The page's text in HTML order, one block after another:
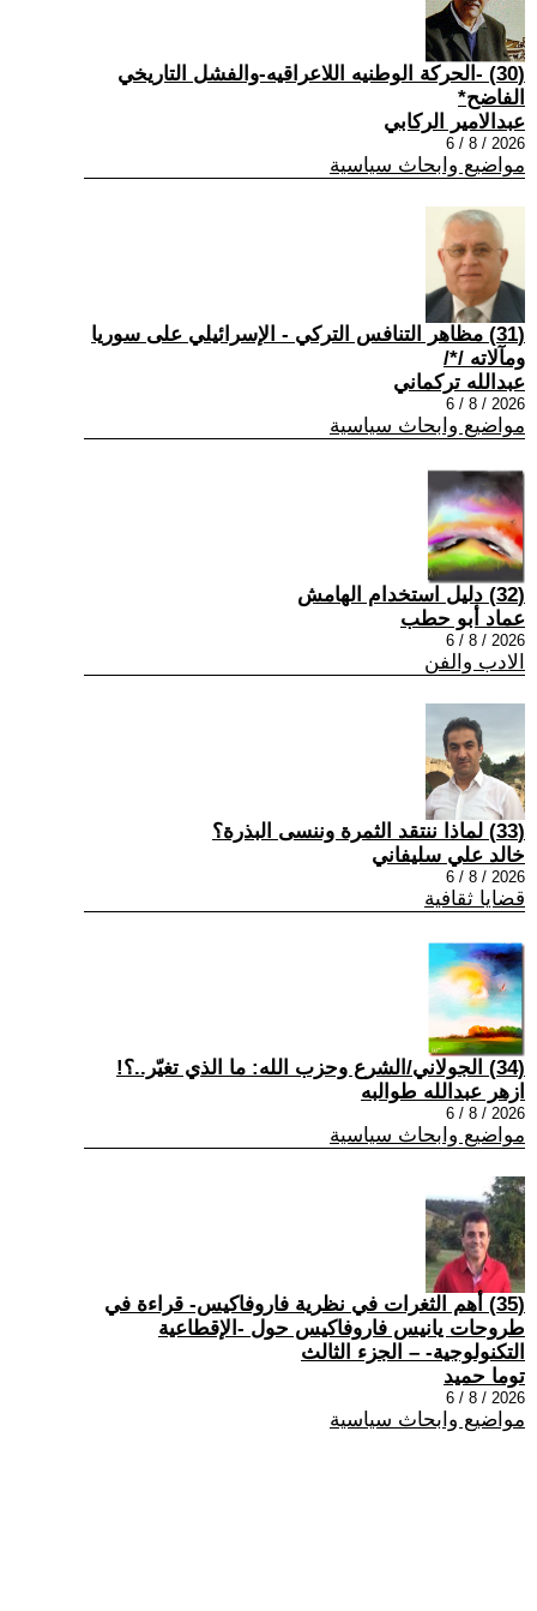
(30) -الحركة الوطنيه اللاعراقيه-والفشل التاريخي
الفاضح*
عبدالامير الركابي
2026 / 8 / 6
مواضيع وابحاث سياسية
(31) مظاهر التنافس التركي - الإسرائيلي على سوريا
ومآلاته /*/
عبدالله تركماني
2026 / 8 / 6
مواضيع وابحاث سياسية
(32) دليل استخدام الهامش
عماد أبو حطب
2026 / 8 / 6
الادب والفن
(33) لماذا ننتقد الثمرة وننسى البذرة؟
خالد علي سليفاني
2026 / 8 / 6
قضايا ثقافية
(34) الجولاني/الشرع وحزب الله: ما الذي تغيّر..؟!
ازهر عبدالله طوالبه
2026 / 8 / 6
مواضيع وابحاث سياسية
(35) أهم الثغرات في نظرية فاروفاكيس- قراءة في
طروحات يانيس فاروفاكيس حول -الإقطاعية
التكنولوجية- – الجزء الثالث
توما حميد
2026 / 8 / 6
مواضيع وابحاث سياسية